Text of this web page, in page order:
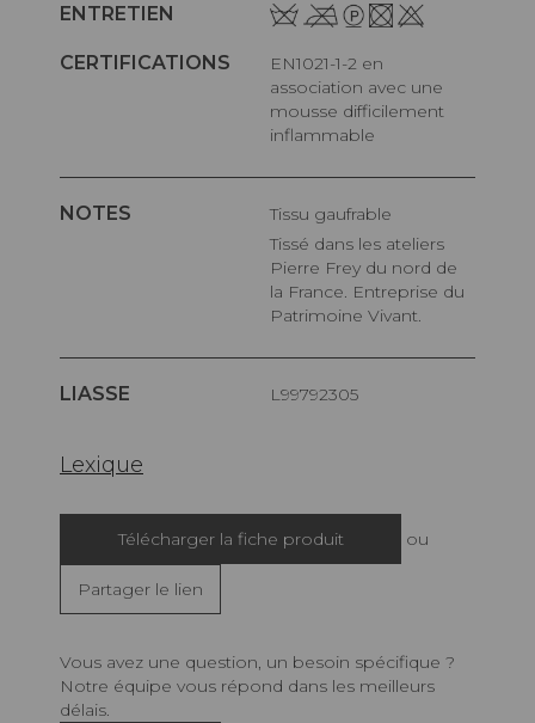
ENTRETIEN
CERTIFICATIONS
EN1021-1-2 en
association avec une
mousse difficilement
inflammable
NOTES
Tissu gaufrable
Tissé dans les ateliers
Pierre Frey du nord de
la France. Entreprise du
Patrimoine Vivant.
LIASSE L99792305
Lexique
Télécharger la fiche produit ou
Partager le lien
Vous avez une question, un besoin spécifique ?
Notre équipe vous répond dans les meilleurs
délais.